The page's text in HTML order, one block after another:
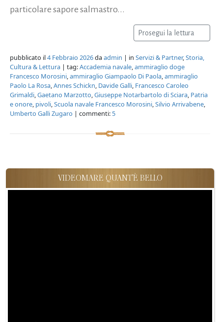
particolare sapore salmastro...
Prosegui la lettura
pubblicato il4 Febbraio 2026daadmin | in Servizi & Partner,Storia,
Cultura & Lettura | tag:Accademia navale,ammiraglio doge
Francesco Morosini,ammiraglio Giampaolo Di Paola,ammiraglio
Paolo La Rosa,Annes Schickn, Davide Galli, Francesco Caroleo
Grimaldi,Gaetano Marzotto,Giuseppe Notarbartolo di Sciara, Patria
e onore, pivoli,Scuola navale Francesco Morosini,Silvio Arrivabene,
Umberto Galli Zugaro | commenti: 5
VIDEOMARE QUANT'È BELLO